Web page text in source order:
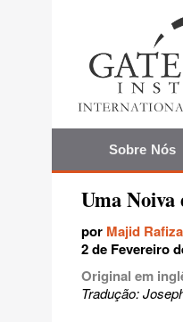
Sobre Nós
Uma
por Majid
2 de Fevereiro
Original em
Tradução: